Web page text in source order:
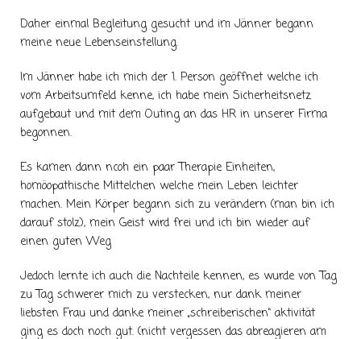
Daher einmal Begleitung gesucht und im Jänner begann
meine neue Lebenseinstellung.
Im Jänner habe ich mich der 1. Person geöffnet welche ich
vom Arbeitsumfeld kenne, ich habe mein Sicherheitsnetz
aufgebaut und mit dem Outing an das HR in unserer Firma
begonnen.
Es kamen dann ncoh ein paar Therapie Einheiten,
homöopathische Mittelchen welche mein Leben leichter
machen. Mein Körper begann sich zu verändern (man bin ich
darauf stolz), mein Geist wird frei und ich bin wieder auf
einen guten Weg
Jedoch lernte ich auch die Nachteile kennen, es wurde von Tag
zu Tag schwerer mich zu verstecken, nur dank meiner
liebsten Frau und danke meiner „schreiberischen“ aktivität
ging es doch noch gut. (nicht vergessen das abreagieren am